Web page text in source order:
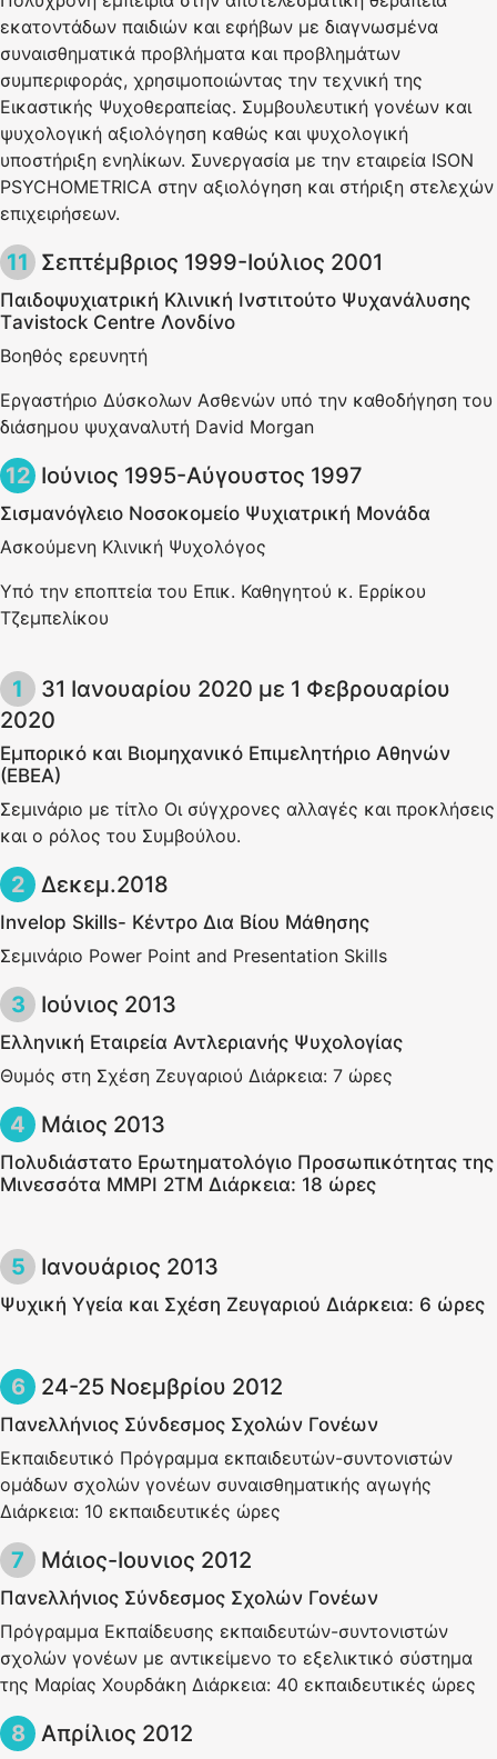
εκατοντάδων παιδιών και εφήβων με διαγνωσμένα
συναισθηματικά προβλήματα και προβλημάτων
συμπεριφοράς, χρησιμοποιώντας την τεχνική της
Εικαστικής Ψυχοθεραπείας. Συμβουλευτική γονέων και
ψυχολογική αξιολόγηση καθώς και ψυχολογική
υποστήριξη ενηλίκων. Συνεργασία με την εταιρεία ISON
PSYCHOMETRICA στην αξιολόγηση και στήριξη στελεχών
επιχειρήσεων.
Σεπτέμβριος 1999-Ιούλιος 2001
Παιδοψυχιατρική Κλινική Ινστιτούτο Ψυχανάλυσης
Τavistock Centre Λονδίνο
Βοηθός ερευνητή
Εργαστήριο Δύσκολων Ασθενών υπό την καθοδήγηση του
διάσημου ψυχαναλυτή David Morgan
Ιούνιος 1995-Αύγουστος 1997
Σισμανόγλειο Νοσοκομείο Ψυχιατρική Μονάδα
Ασκούμενη Κλινική Ψυχολόγος
Υπό την εποπτεία του Επικ. Καθηγητού κ. Ερρίκου
Τζεμπελίκου
31 Ιανουαρίου 2020 με 1 Φεβρουαρίου
2020
Εμπορικό και Βιομηχανικό Επιμελητήριο Αθηνών
(ΕΒΕΑ)
Σεμινάριο με τίτλο Οι σύγχρονες αλλαγές και προκλήσεις
και ο ρόλος του Συμβούλου.
Δεκεμ.2018
Ιnvelop Skills- Kέντρο Δια Βίου Μάθησης
Σεμινάριο Power Point and Presentation Skills
Ioύνιος 2013
Ελληνική Εταιρεία Αντλεριανής Ψυχολογίας
Θυμός στη Σχέση Ζευγαριού Διάρκεια: 7 ώρες
Μάιος 2013
Πολυδιάστατο Ερωτηματολόγιο Προσωπικότητας της
Μινεσσότα ΜΜΡΙ 2ΤΜ Διάρκεια: 18 ώρες
Ιανουάριος 2013
Ψυχική Υγεία και Σχέση Ζευγαριού Διάρκεια: 6 ώρες
24-25 Νοεμβρίου 2012
Πανελλήνιος Σύνδεσμος Σχολών Γονέων
Εκπαιδευτικό Πρόγραμμα εκπαιδευτών-συντονιστών
ομάδων σχολών γονέων συναισθηματικής αγωγής
Διάρκεια: 10 εκπαιδευτικές ώρες
Μάιος-Ιουνιος 2012
Πανελλήνιος Σύνδεσμος Σχολών Γονέων
Πρόγραμμα Εκπαίδευσης εκπαιδευτών-συντονιστών
σχολών γονέων με αντικείμενο το εξελικτικό σύστημα
της Μαρίας Χουρδάκη Διάρκεια: 40 εκπαιδευτικές ώρες
Απρίλιος 2012